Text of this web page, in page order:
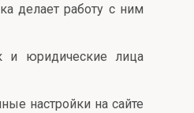
делает работу с ним
и юридические лица
настройки на сайте